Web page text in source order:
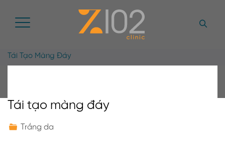
Tái Tạo Màng Đáy
Tái tạo màng đáy
Trắng da